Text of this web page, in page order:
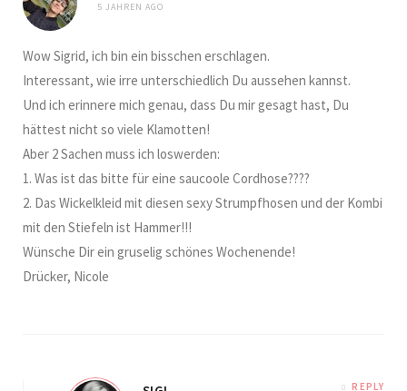
5 JAHREN AGO
Wow Sigrid, ich bin ein bisschen erschlagen.
Interessant, wie irre unterschiedlich Du aussehen kannst.
Und ich erinnere mich genau, dass Du mir gesagt hast, Du
hättest nicht so viele Klamotten!
Aber 2 Sachen muss ich loswerden:
1. Was ist das bitte für eine saucoole Cordhose????
2. Das Wickelkleid mit diesen sexy Strumpfhosen und der Kombi
mit den Stiefeln ist Hammer!!!
Wünsche Dir ein gruselig schönes Wochenende!
Drücker, Nicole
REPLY